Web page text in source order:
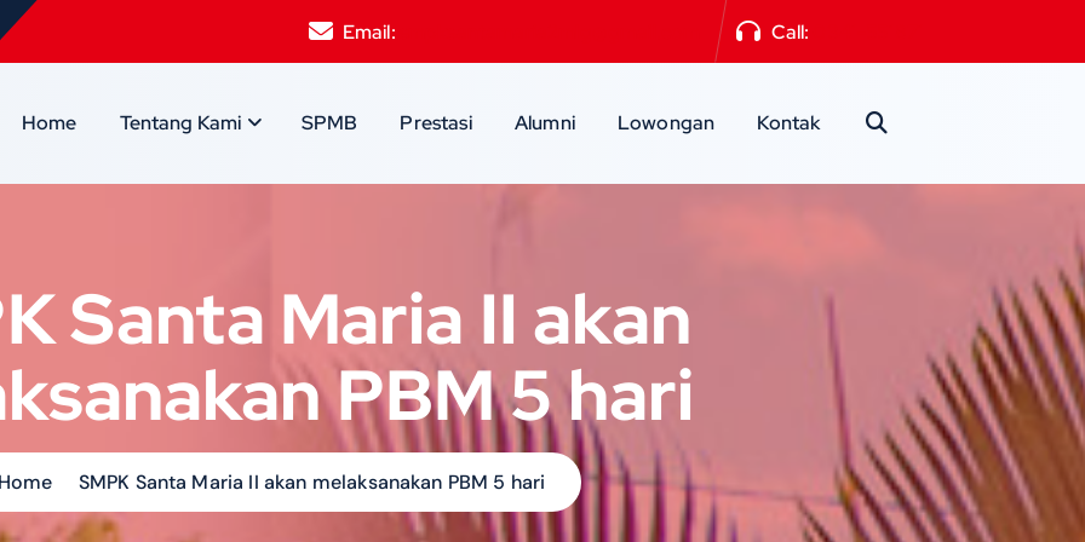
Email: Call:
Home Tentang Kami SPMB Prestasi Alumni Lowongan Kontak
Santa Maria II akan
PBM 5 hari
Home SMPK Santa Maria II akan melaksanakan PBM 5 hari